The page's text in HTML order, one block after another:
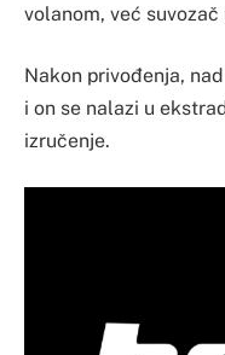
volanom, već
Nakon privođenja,
i on se nalazi u
izručenje.